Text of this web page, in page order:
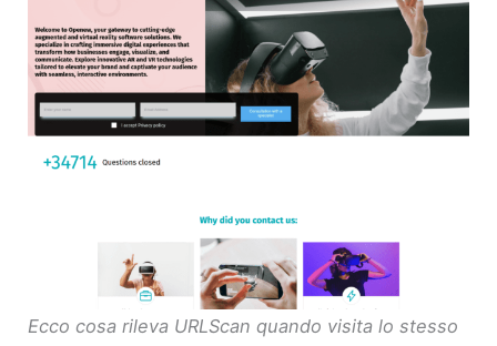
Ecco cosa rileva URLScan quando visita lo stesso